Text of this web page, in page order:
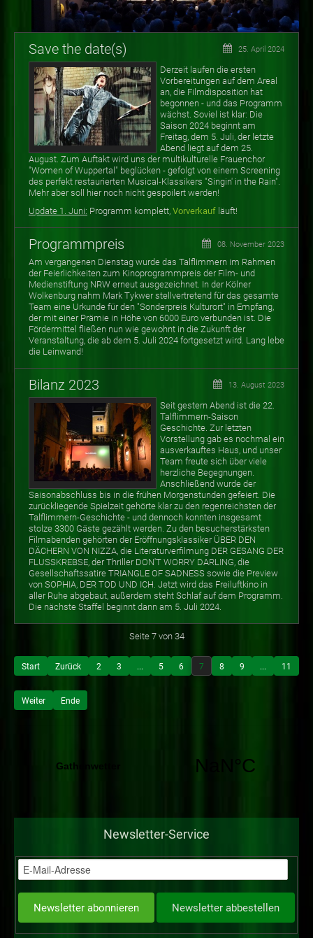
Save the date(s) 25. April 2024
Derzeit laufen die ersten
Vorbereitungen auf dem Areal
an, die Filmdisposition hat
begonnen - und das Programm
wächst. Soviel ist klar: Die
Saison 2024 beginnt am
Freitag, dem 5. Juli, der letzte
Abend liegt auf dem 25.
August. Zum Auftakt wird uns der multikulturelle Frauenchor
"Women of Wuppertal" beglücken - gefolgt von einem Screening
des perfekt restaurierten Musical-Klassikers "Singin' in the Rain".
Mehr aber soll hier noch nicht gespoilert werden!
Update 1. Juni: Programm komplett, Vorverkauf läuft!
Programmpreis 08. November 2023
Am vergangenen Dienstag wurde das Talflimmern im Rahmen
der Feierlichkeiten zum Kinoprogrammpreis der Film- und
Medienstiftung NRW erneut ausgezeichnet. In der Kölner
Wolkenburg nahm Mark Tykwer stellvertretend für das gesamte
Team eine Urkunde für den "Sonderpreis Kulturort" in Empfang,
der mit einer Prämie in Höhe von 6000 Euro verbunden ist. Die
Fördermittel fließen nun wie gewohnt in die Zukunft der
Veranstaltung, die ab dem 5. Juli 2024 fortgesetzt wird. Lang lebe
die Leinwand!
Bilanz 2023 13. August 2023
Seit gestern Abend ist die 22.
Talflimmern-Saison
Geschichte. Zur letzten
Vorstellung gab es nochmal ein
ausverkauftes Haus, und unser
Team freute sich über viele
herzliche Begegnungen.
Anschließend wurde der
Saisonabschluss bis in die frühen Morgenstunden gefeiert. Die
zurückliegende Spielzeit gehörte klar zu den regenreichsten der
Talflimmern-Geschichte - und dennoch konnten insgesamt
stolze 3300 Gäste gezählt werden. Zu den besucherstärksten
Filmabenden gehörten der Eröffnungsklassiker ÜBER DEN
DÄCHERN VON NIZZA, die Literaturverfilmung DER GESANG DER
FLUSSKREBSE, der Thriller DON'T WORRY DARLING, die
Gesellschaftssatire TRIANGLE OF SADNESS sowie die Preview
von SOPHIA, DER TOD UND ICH. Jetzt wird das Freiluftkino in
aller Ruhe abgebaut, außerdem steht Schlaf auf dem Programm.
Die nächste Staffel beginnt dann am 5. Juli 2024.
Seite 7 von 34
Start Zurück 2 3 ... 5 6 7 8 9 ... 11
Weiter Ende
Newsletter-Service